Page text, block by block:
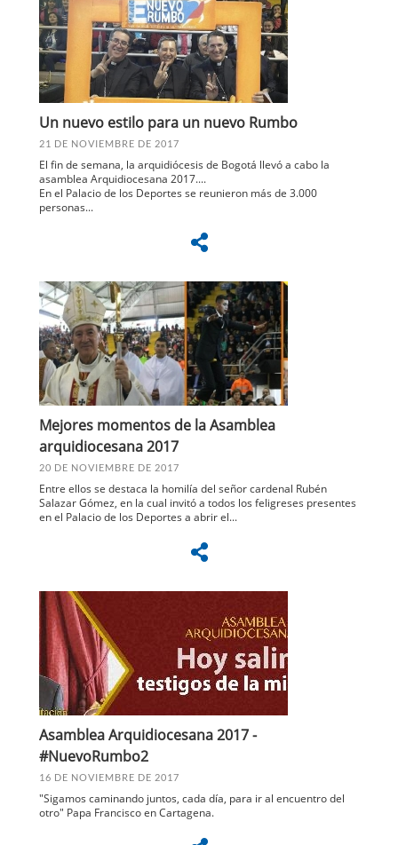
Un nuevo estilo para un nuevo Rumbo
21 DE NOVIEMBRE DE 2017
El fin de semana, la arquidiócesis de Bogotá llevó a cabo la
asamblea Arquidiocesana 2017....
En el Palacio de los Deportes se reunieron más de 3.000
personas...
Mejores momentos de la Asamblea
arquidiocesana 2017
20 DE NOVIEMBRE DE 2017
Entre ellos se destaca la homilía del señor cardenal Rubén
Salazar Gómez, en la cual invitó a todos los feligreses presentes
en el Palacio de los Deportes a abrir el...
Asamblea Arquidiocesana 2017 -
#NuevoRumbo2
16 DE NOVIEMBRE DE 2017
"Sigamos caminando juntos, cada día, para ir al encuentro del
otro" Papa Francisco en Cartagena.